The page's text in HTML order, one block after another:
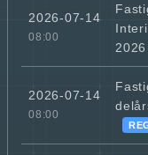
2026-07-14
08:00
2026
2026-07-14
08:00